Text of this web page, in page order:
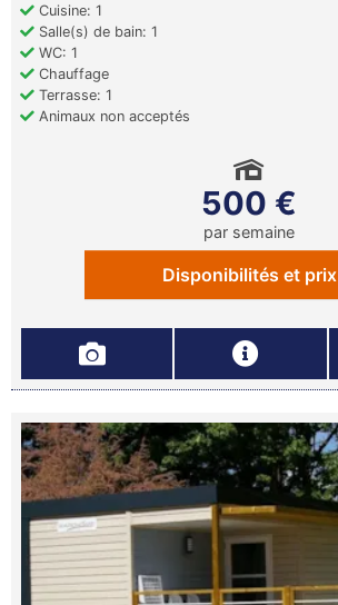
Cuisine: 1
Salle(s) de bain: 1
WC: 1
Chauffage
Terrasse: 1
Animaux non acceptés
500 €
par semaine
Disponibilités et prix